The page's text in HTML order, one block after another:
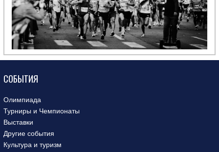
СОБЫТИЯ
Олимпиада
Турниры и Чемпионаты
Выставки
Другие события
Культура и туризм